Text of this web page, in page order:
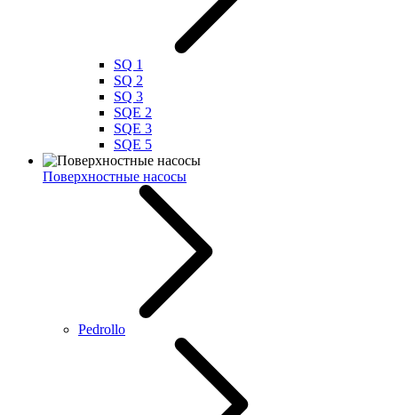
SQ 1
SQ 2
SQ 3
SQE 2
SQE 3
SQE 5
Поверхностные насосы
Pedrollo